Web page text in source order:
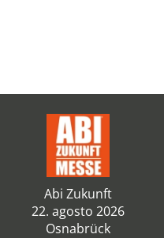
Abi Zukunft
22. agosto 2026
Osnabrück